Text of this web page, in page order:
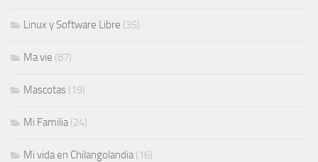
Linux y Software Libre (35)
Ma vie (87)
Mascotas (19)
Mi Familia(24)
Mi vida en Chilangolandia(16)